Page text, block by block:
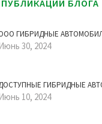
БЛОГА
ГИБРИДНЫЕ
30, 2024
ГИБРИДНЫЕ
10, 2024